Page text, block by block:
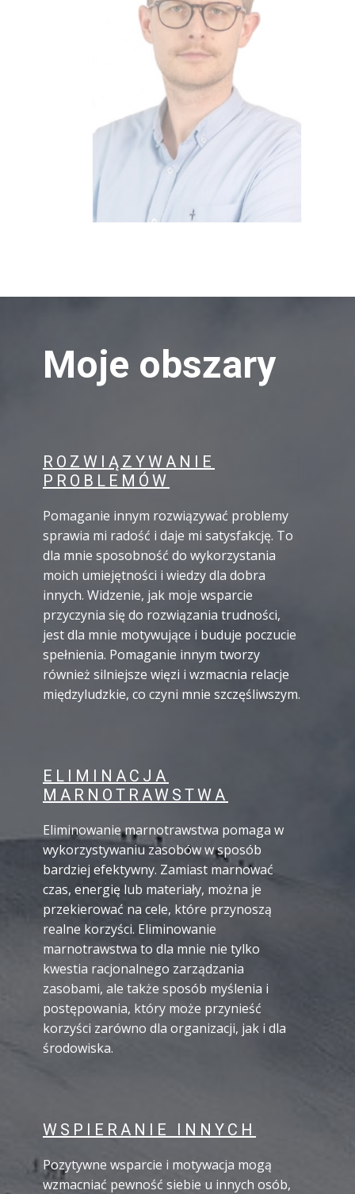
Moje obszary
ROZWIĄZYWANIE
PROBLEMÓW
Pomaganie innym rozwiązywać problemy
sprawia mi radość i daje mi satysfakcję. To
dla mnie sposobność do wykorzystania
moich umiejętności i wiedzy dla dobra
innych. Widzenie, jak moje wsparcie
przyczynia się do rozwiązania trudności,
jest dla mnie motywujące i buduje poczucie
spełnienia. Pomaganie innym tworzy
również silniejsze więzi i wzmacnia relacje
międzyludzkie, co czyni mnie szczęśliwszym.
ELIMINACJA
MARNOTRAWSTWA
Eliminowanie marnotrawstwa pomaga w
wykorzystywaniu zasobów w sposób
bardziej efektywny. Zamiast marnować
czas, energię lub materiały, można je
przekierować na cele, które przynoszą
realne korzyści. Eliminowanie
marnotrawstwa to dla mnie nie tylko
kwestia racjonalnego zarządzania
zasobami, ale także sposób myślenia i
postępowania, który może przynieść
korzyści zarówno dla organizacji, jak i dla
środowiska.
WSPIERANIE INNYCH
Pozytywne wsparcie i motywacja mogą
wzmacniać pewność siebie u innych osób,